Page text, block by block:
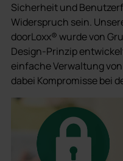
Sicherheit und
Widerspruch sein.
doorLoxx® wurde von
Design-Prinzip
einfache Verwaltung
dabei Kompromisse bei